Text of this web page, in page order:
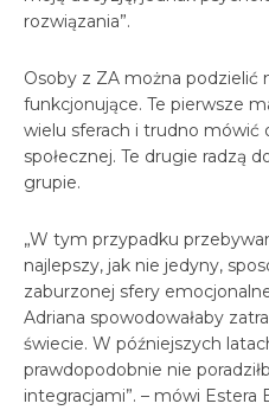
rozwiązania”.
Osoby z ZA można podzielić
funkcjonujące. Te pierwsze
wielu sferach i trudno mówić
społecznej. Te drugie radzą
grupie.
„W tym przypadku
najlepszy, jak nie jedyny,
zaburzonej sfery
Adriana spowodowałaby
świecie. W późniejszych
prawdopodobnie nie
integracjami”. – mówi Estera